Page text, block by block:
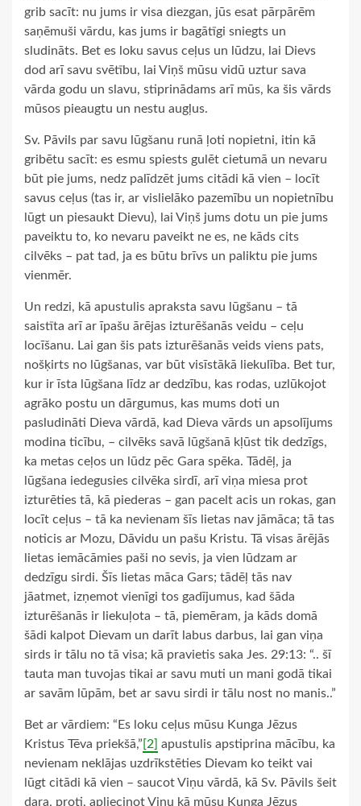
grib sacīt: nu jums ir visa diezgan, jūs esat pārpārēm
saņēmuši vārdu, kas jums ir bagātīgi sniegts un
sludināts. Bet es loku savus ceļus un lūdzu, lai Dievs
dod arī savu svētību, lai Viņš mūsu vidū uztur sava
vārda godu un slavu, stiprinādams arī mūs, ka šis vārds
mūsos pieaugtu un nestu augļus.
Sv. Pāvils par savu lūgšanu runā ļoti nopietni, itin kā
gribētu sacīt: es esmu spiests gulēt cietumā un nevaru
būt pie jums, nedz palīdzēt jums citādi kā vien – locīt
savus ceļus (tas ir, ar vislielāko pazemību un nopietnību
lūgt un piesaukt Dievu), lai Viņš jums dotu un pie jums
paveiktu to, ko nevaru paveikt ne es, ne kāds cits
cilvēks – pat tad, ja es būtu brīvs un paliktu pie jums
vienmēr.
Un redzi, kā apustulis apraksta savu lūgšanu – tā
saistīta arī ar īpašu ārējas izturēšanās veidu – ceļu
locīšanu. Lai gan šis pats izturēšanās veids viens pats,
nošķirts no lūgšanas, var būt visīstākā liekulība. Bet tur,
kur ir īsta lūgšana līdz ar dedzību, kas rodas, uzlūkojot
agrāko postu un dārgumus, kas mums doti un
pasludināti Dieva vārdā, kad Dieva vārds un apsolījums
modina ticību, – cilvēks savā lūgšanā kļūst tik dedzīgs,
ka metas ceļos un lūdz pēc Gara spēka. Tādēļ, ja
lūgšana iedegusies cilvēka sirdī, arī viņa miesa prot
izturēties tā, kā piederas – gan pacelt acis un rokas, gan
locīt ceļus – tā ka nevienam šīs lietas nav jāmāca; tā tas
noticis ar Mozu, Dāvidu un pašu Kristu. Tā visas ārējās
lietas iemācāmies paši no sevis, ja vien lūdzam ar
dedzīgu sirdi. Šīs lietas māca Gars; tādēļ tās nav
jāatmet, izņemot vienīgi tos gadījumus, kad šāda
izturēšanās ir liekuļota – tā, piemēram, ja kāds domā
šādi kalpot Dievam un darīt labus darbus, lai gan viņa
sirds ir tālu no tā visa; kā pravietis saka Jes. 29:13: “.. šī
tauta man tuvojas tikai ar savu muti un mani godā tikai
ar savām lūpām, bet ar savu sirdi ir tālu nost no manis..”
Bet ar vārdiem: “Es loku ceļus mūsu Kunga Jēzus
Kristus Tēva priekšā,” [2] apustulis apstiprina mācību, ka
nevienam neklājas uzdrīkstēties Dievam ko teikt vai
lūgt citādi kā vien – saucot Viņu vārdā, kā Sv. Pāvils šeit
dara, proti, apliecinot Viņu kā mūsu Kunga Jēzus